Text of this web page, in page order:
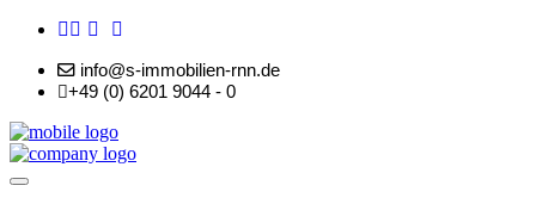
info@s-immobilien-rnn.de
+49 (0) 6201 9044 - 0